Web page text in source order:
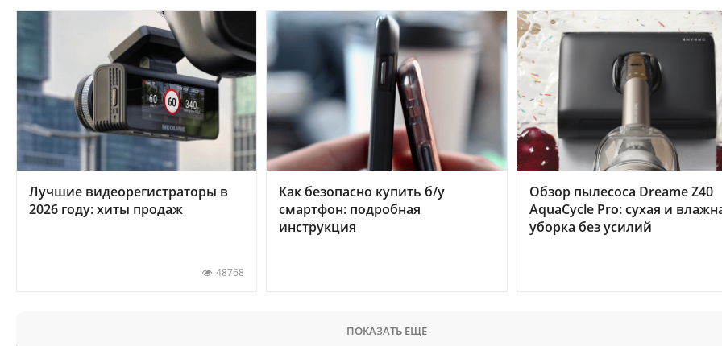
Лучшие видеорегистраторы в
2026 году: хиты продаж
48768
Как безопасно купить б/у
смартфон: подробная
инструкция
Обзор пылесоса Dreame Z40
AquaCycle Pro: сухая и
уборка без усилий
ПОКАЗАТЬ ЕЩЕ